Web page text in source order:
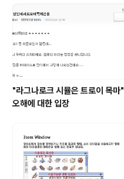
"라그나로크 시뮬은 트로이 목마"
오해에 대한 입장